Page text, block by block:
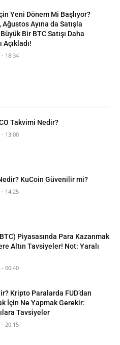
Yeni Dönem Mi Başlıyor?
Ağustos Ayına da Satışla
Bir BTC Satışı Daha
Açıkladı!
- 18:34
Takvimi Nedir?
- 13:00
KuCoin Güvenilir mi?
- 14:25
Piyasasında Para Kazanmak
Altın Tavsiyeler! Not: Yaralı
- 00:40
Kripto Paralarda FUD’dan
İçin Ne Yapmak Gerekir:
Tavsiyeler
- 20:15